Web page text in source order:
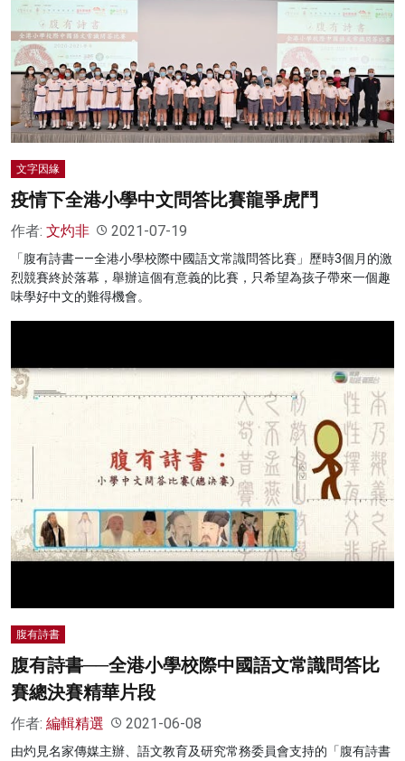
文字因緣
疫情下全港小學中文問答比賽龍爭虎鬥
作者: 文灼非 2021-07-19
「腹有詩書——全港小學校際中國語文常識問答比賽」歷時3個月的激
烈競賽終於落幕，舉辦這個有意義的比賽，只希望為孩子帶來一個趣
味學好中文的難得機會。
腹有詩書
腹有詩書──全港小學校際中國語文常識問答比
賽總決賽精華片段
作者: 編輯精選 2021-06-08
由灼見名家傳媒主辦、語文教育及研究常務委員會支持的「腹有詩書